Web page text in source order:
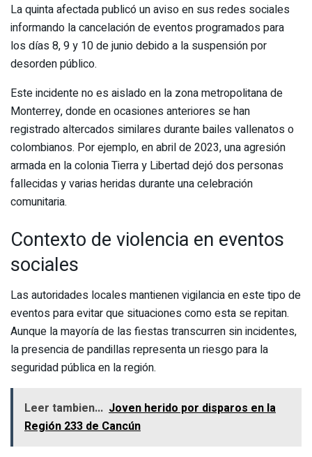
La quinta afectada publicó un aviso en sus redes sociales
informando la cancelación de eventos programados para
los días 8, 9 y 10 de junio debido a la suspensión por
desorden público.
Este incidente no es aislado en la zona metropolitana de
Monterrey, donde en ocasiones anteriores se han
registrado altercados similares durante bailes vallenatos o
colombianos. Por ejemplo, en abril de 2023, una agresión
armada en la colonia Tierra y Libertad dejó dos personas
fallecidas y varias heridas durante una celebración
comunitaria.
Contexto de violencia en eventos
sociales
Las autoridades locales mantienen vigilancia en este tipo de
eventos para evitar que situaciones como esta se repitan.
Aunque la mayoría de las fiestas transcurren sin incidentes,
la presencia de pandillas representa un riesgo para la
seguridad pública en la región.
Leer tambien... Joven herido por disparos en la
Región 233 de Cancún